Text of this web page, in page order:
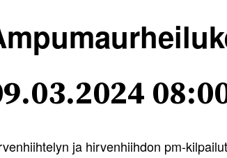
ja hirvenhiihdon pm-